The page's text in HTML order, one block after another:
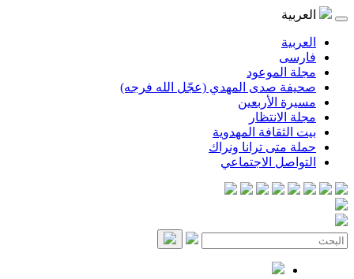
العربية
العربية
فارسی
مجلة الموعود
صحيفة صدى المهدي (عجّل الله فرجه)
مسيرة الأربعين
مجلة الانتظار
بيت الثقافة المهدوية
حملة متى ترانا ونراك
التواصل الاجتماعي